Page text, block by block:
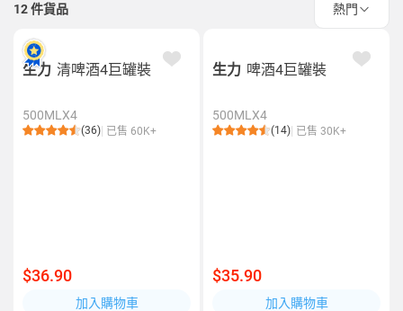
12件貨品 熱門
生力 清啤酒4巨罐裝
500MLX4
(36) 已售 60K+
$36.90
加入購物車
生力 啤酒4巨罐裝
500MLX4
(14) 已售 30K+
$35.90
加入購物車